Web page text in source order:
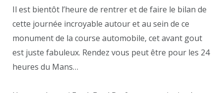
Il est bientôt l’heure de rentrer et de faire le bilan de
cette journée incroyable autour et au sein de ce
monument de la course automobile, cet avant gout
est juste fabuleux. Rendez vous peut être pour les 24
heures du Mans…